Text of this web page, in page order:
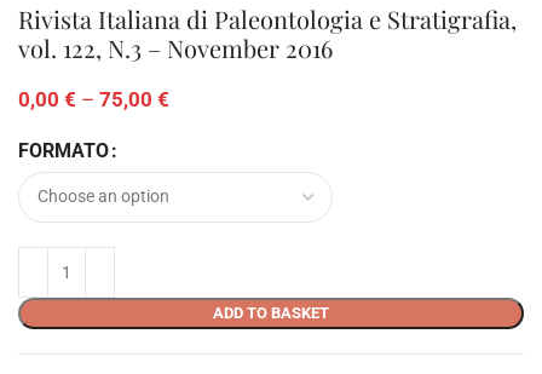
Rivista Italiana di Paleontologia e Stratigrafia,
vol. 122, N.3 – November 2016
0,00 € – 75,00 €
FORMATO
ADD TO BASKET